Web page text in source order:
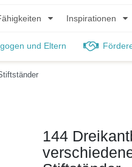
Inspirationen
und Eltern
144